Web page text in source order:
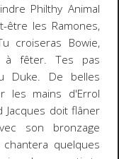
Philthy Animal
être les Ramones,
croiseras Bowie,
à fêter. Tes pas
Duke. De belles
les mains d'Errol
Jacques doit flâner
son bronzage
quelques